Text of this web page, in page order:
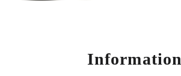
Information